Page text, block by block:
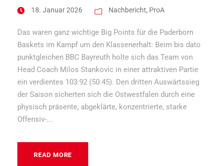
18. Januar 2026 Nachbericht, ProA
Das waren ganz wichtige Big Points für die Paderborn
Baskets im Kampf um den Klassenerhalt: Beim bis dato
punktgleichen BBC Bayreuth holte sich das Team von
Head Coach Milos Stankovic in einer attraktiven Partie
ein verdientes 103:92 (50:45). Den dritten Auswärtssieg
der Saison sicherten sich die Ostwestfalen durch eine
physisch präsente, abgeklärte, konzentrierte, starke
Offensiv-...
READ MORE